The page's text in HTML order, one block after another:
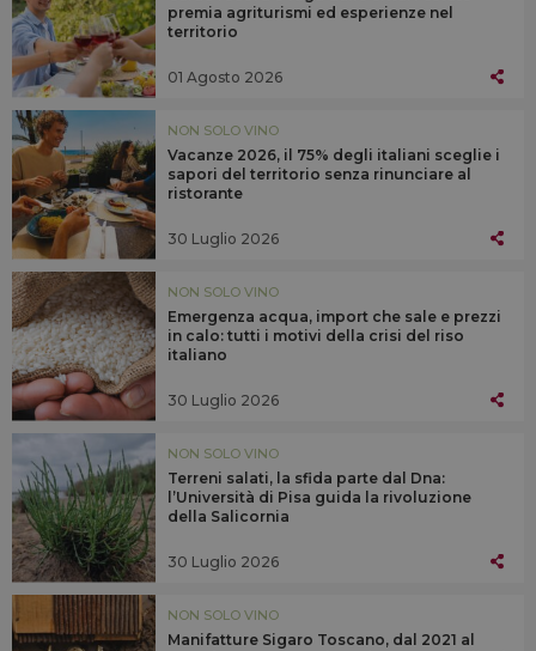
premia agriturismi ed esperienze nel
territorio
01 Agosto 2026
NON SOLO VINO
Vacanze 2026, il 75% degli italiani sceglie i
sapori del territorio senza rinunciare al
ristorante
30 Luglio 2026
NON SOLO VINO
Emergenza acqua, import che sale e prezzi
in calo: tutti i motivi della crisi del riso
italiano
30 Luglio 2026
NON SOLO VINO
Terreni salati, la sfida parte dal Dna:
l’Università di Pisa guida la rivoluzione
della Salicornia
30 Luglio 2026
NON SOLO VINO
Manifatture Sigaro Toscano, dal 2021 al